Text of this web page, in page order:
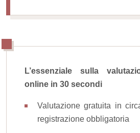
L’essenziale sulla
online in 30 secondi
Valutazione gratuita in
registrazione obbligatoria